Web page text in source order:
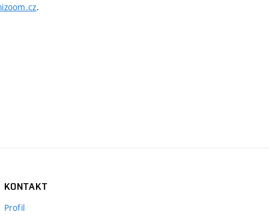
.
KONTAKT
Profil